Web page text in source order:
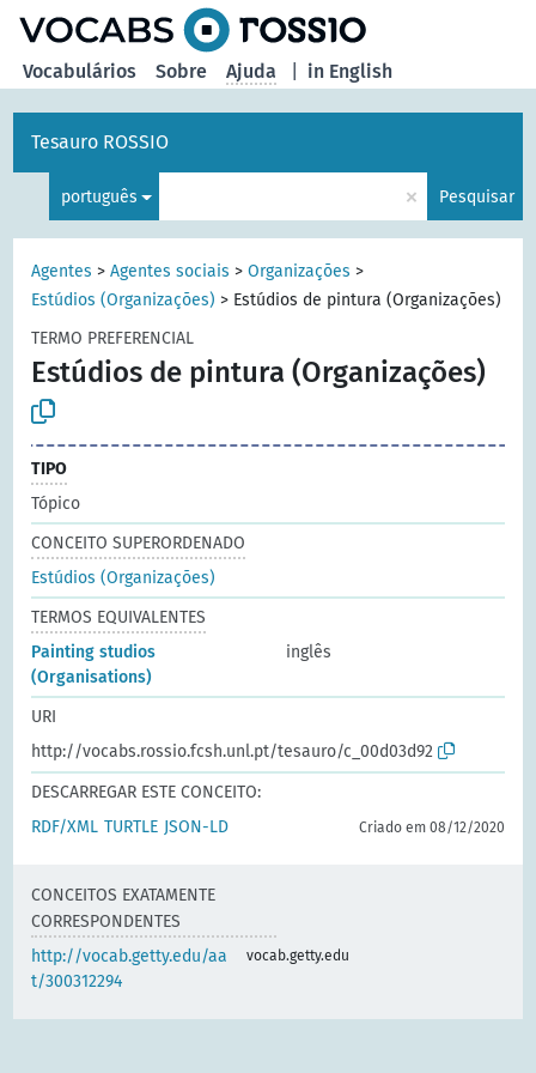
in English
Vocabulários Sobre Ajuda
Tesauro ROSSIO
português × Pesquisar
Agentes >Agentes sociais >Organizações >
Estúdios (Organizações) > Estúdios de pintura (Organizações)
TERMO PREFERENCIAL
Estúdios de pintura (Organizações)
TIPO
Tópico
CONCEITO SUPERORDENADO
Estúdios (Organizações)
TERMOS EQUIVALENTES
Painting studios
(Organisations)
inglês
URI
http://vocabs.rossio.fcsh.unl.pt/tesauro/c_00d03d92
DESCARREGAR ESTE CONCEITO:
RDF/XML TURTLE JSON-LD Criado em 08/12/2020
CONCEITOS EXATAMENTE
CORRESPONDENTES
http://vocab.getty.edu/aa
t/300312294
vocab.getty.edu